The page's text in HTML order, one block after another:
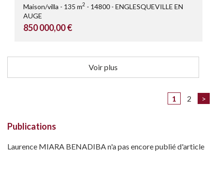
Maison/villa 135 m2 14800
ENGLESQUEVILLE EN
AUGE
850 000,00 €
Voir plus
1 2 >
Publications
Laurence MIARA BENADIBA n'a pas encore publié d'article